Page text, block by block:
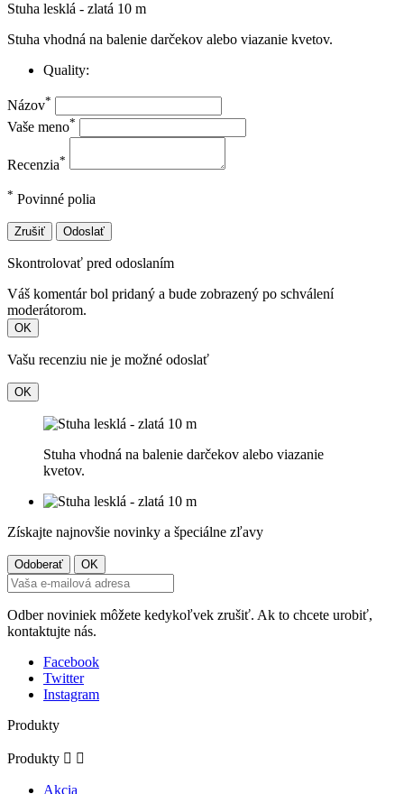
Stuha lesklá - zlatá 10 m
Stuha vhodná na balenie darčekov alebo viazanie kvetov.
Quality:
Názov*
Vaše meno*
Recenzia*
* Povinné polia
Zrušiť Odoslať
Skontrolovať pred odoslaním
Váš komentár bol pridaný a bude zobrazený po schválení
moderátorom.
OK
Vašu recenziu nie je možné odoslať
OK
Stuha vhodná na balenie darčekov alebo viazanie
kvetov.
Získajte najnovšie novinky a špeciálne zľavy
Odber noviniek môžete kedykoľvek zrušiť. Ak to chcete urobiť,
kontaktujte nás.
Facebook
Twitter
Instagram
Produkty
Produkty  
Akcia